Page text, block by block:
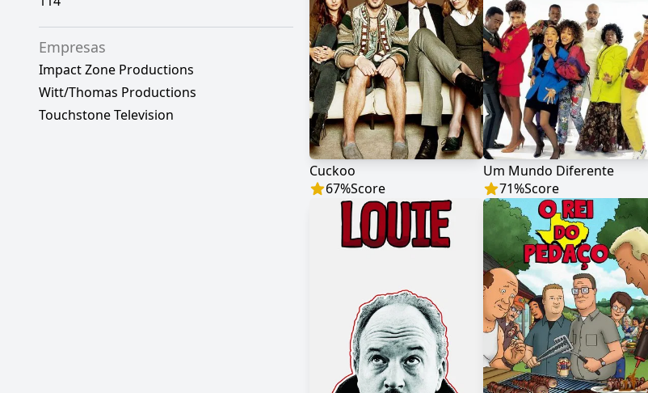
Empresas
Impact Zone Productions
Witt/Thomas Productions
Touchstone Television
Cuckoo
67%Score
Um Mundo Diferente
71%Score